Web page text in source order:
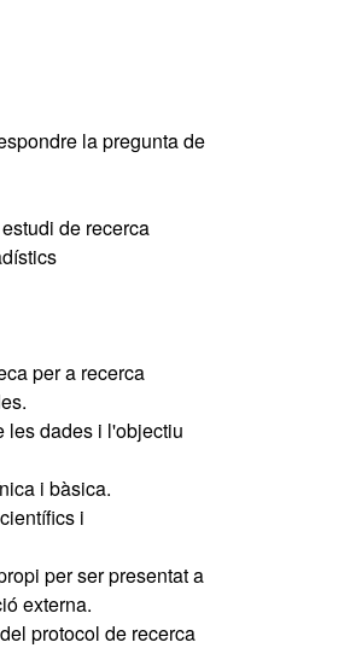
la pregunta de
de recerca
per a recerca
les dades i l'objectiu
i bàsica.
i
per ser presentat a
externa.
protocol de recerca